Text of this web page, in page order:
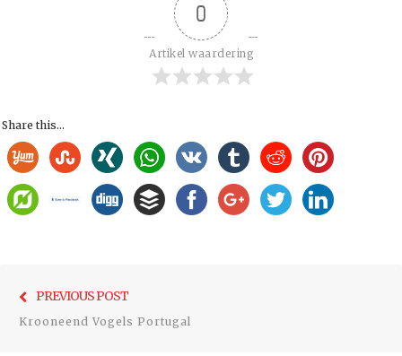
0
Artikel waardering
Share this...
navigatie
PREVIOUS POST
Krooneend Vogels Portugal